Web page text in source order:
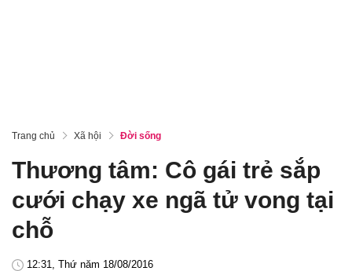
Trang chủ Xã hội Đời sống
Thương tâm: Cô gái trẻ sắp
cưới chạy xe ngã tử vong tại
chỗ
12:31, Thứ năm 18/08/2016